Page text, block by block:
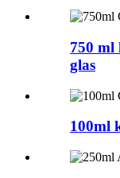
750 ml
glas
100ml